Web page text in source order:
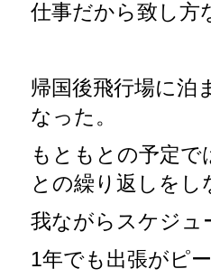
仕事だから致し方
帰国後飛行場に泊
なった。
もともとの予定
との繰り返しを
我ながらスケジュ
1年でも出張がピ